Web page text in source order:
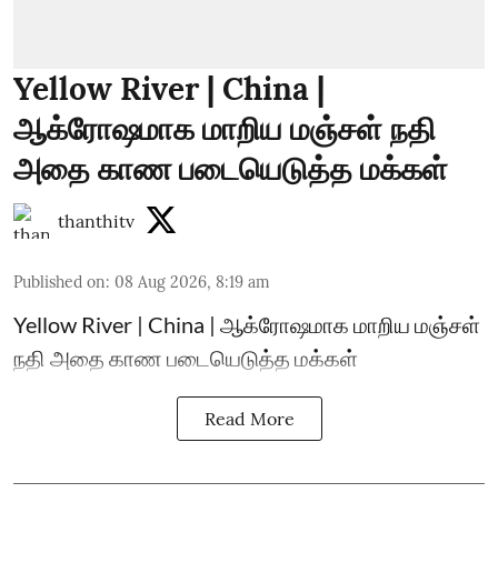
Yellow River | China |
ஆக்ரோஷமாக மாறிய மஞ்சள் நதி
அதை காண படையெடுத்த மக்கள்
thanthitv
Published on: 08 Aug 2026, 8:19 am
Yellow River | China | ஆக்ரோஷமாக மாறிய மஞ்சள்
நதி அதை காண படையெடுத்த மக்கள்
Read More